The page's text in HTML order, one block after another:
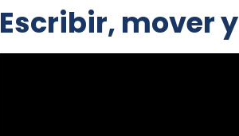
Escribir, mover